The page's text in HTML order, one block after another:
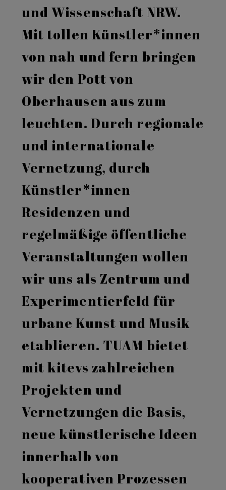
und Wissenschaft NRW.
Mit tollen Künstler*innen
von nah und fern bringen
wir den Pott von
Oberhausen aus zum
leuchten. Durch regionale
und internationale
Vernetzung, durch
Künstler*innen-
Residenzen und
regelmäßige öffentliche
Veranstaltungen wollen
wir uns als Zentrum und
Experimentierfeld für
urbane Kunst und Musik
etablieren. TUAM bietet
mit kitevs zahlreichen
Projekten und
Vernetzungen die Basis,
neue künstlerische Ideen
innerhalb von
kooperativen Prozessen